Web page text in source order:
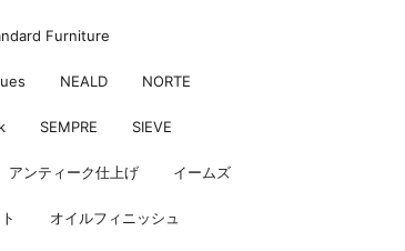
Furniture
NEALD NORTE
SEMPRE SIEVE
アンティーク仕上げ イームズ
オイルフィニッシュ